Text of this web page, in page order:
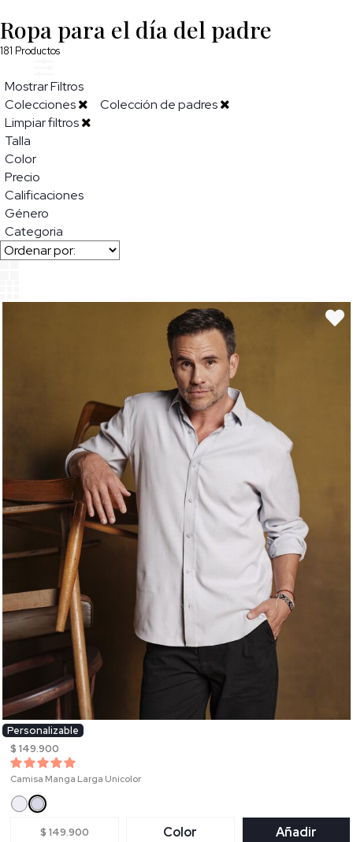
Ropa para el día del padre
181 Productos
Mostrar Filtros
Colecciones
Colección de padres
Limpiar filtros
Talla
Color
Precio
Calificaciones
Género
Categoria
Personalizable
$ 149.900
Camisa Manga Larga Unicolor
$ 149.900 Color Añadir